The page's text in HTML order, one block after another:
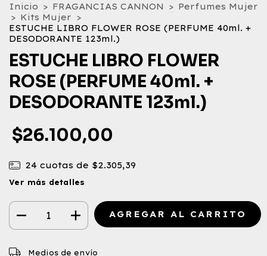
Inicio > FRAGANCIAS CANNON > Perfumes Mujer
> Kits Mujer >
ESTUCHE LIBRO FLOWER ROSE (PERFUME 40ml. +
DESODORANTE 123ml.)
ESTUCHE LIBRO FLOWER
ROSE (PERFUME 40ml. +
DESODORANTE 123ml.)
$26.100,00
24 cuotas de $2.305,39
Ver más detalles
Entregas para el CP:
Medios de envío